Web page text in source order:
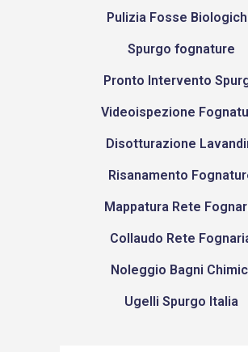
Pulizia Fosse
Spurgo fognature
Pronto Intervento
Videoispezione
Disotturazione
Risanamento
Mappatura Rete
Collaudo Rete
Noleggio Bagni
Ugelli Spurgo Italia